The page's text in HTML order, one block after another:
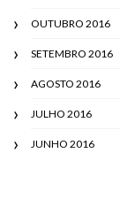
OUTUBRO 2016
SETEMBRO 2016
AGOSTO 2016
JULHO 2016
JUNHO 2016